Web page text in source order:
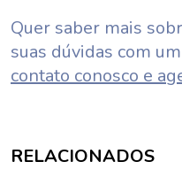
Quer saber mais
suas dúvidas com
contato conosco e
RELACIONADOS